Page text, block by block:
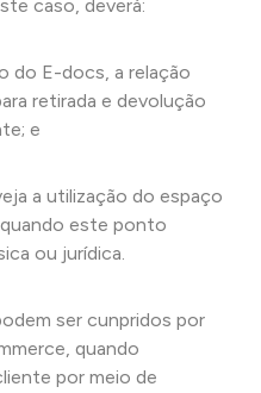
caso, deverá:
do E-docs, a relação
retirada e devolução
e
a utilização do espaço
este ponto
ou jurídica.
ser cunpridos por
quando
por meio de